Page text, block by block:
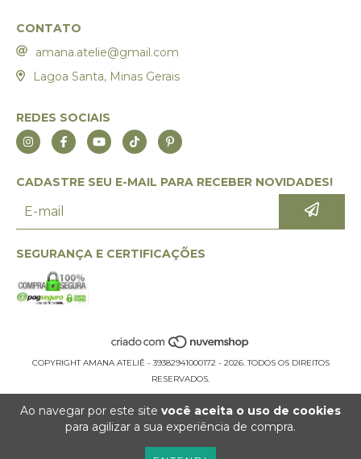
Ao navegar por este site você aceita o uso de cookies
para agilizar a sua experiência de compra.
CONTATO
amana.atelie@gmail.com
Lagoa Santa, Minas Gerais
REDES SOCIAIS
CADASTRE SEU E-MAIL PARA RECEBER NOVIDADES!
SEGURANÇA E CERTIFICAÇÕES
COPYRIGHT AMANA ATELIÊ - 39382941000172 - 2026. TODOS OS DIREITOS
RESERVADOS.